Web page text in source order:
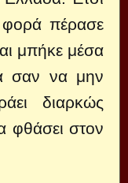
φορά πέρασε
μπήκε μέσα
σαν να μην
διαρκώς
φθάσει στον